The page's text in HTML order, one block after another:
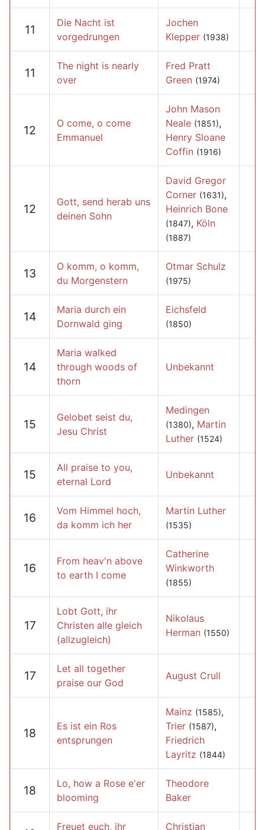
11
Die Nacht ist
vorgedrungen
Jochen
Klepper (1938)
11
The night is nearly
over
Fred Pratt
Green (1974)
12
O come, o come
Emmanuel
John Mason
Neale (1851),
Henry Sloane
Coffin (1916)
12
Gott, send herab uns
deinen Sohn
David Gregor
Corner (1631),
Heinrich Bone
(1847), Köln
(1887)
13
O komm, o komm,
du Morgenstern
Otmar Schulz
(1975)
14
Maria durch ein
Dornwald ging
Eichsfeld
(1850)
14
Maria walked
through woods of
thorn
Unbekannt
15
Gelobet seist du,
Jesu Christ
Medingen
(1380), Martin
Luther (1524)
15
All praise to you,
eternal Lord
Unbekannt
16
Vom Himmel hoch,
da komm ich her
Martin Luther
(1535)
16
From heav'n above
to earth I come
Catherine
Winkworth
(1855)
17
Lobt Gott, ihr
Christen alle gleich
(allzugleich)
Nikolaus
Herman (1550)
17
Let all together
praise our God
August Crull
18
Es ist ein Ros
entsprungen
Mainz (1585),
Trier (1587),
Friedrich
Layritz (1844)
18
Lo, how a Rose e'er
blooming
Theodore
Baker
Freuet euch, ihr
Christian